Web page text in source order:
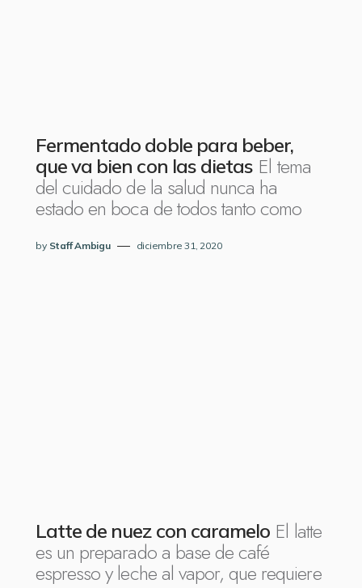
Fermentado doble para beber,
que va bien con las dietas El tema
del cuidado de la salud nunca ha
estado en boca de todos tanto como
by Staff Ambigu diciembre 31, 2020
Latte de nuez con caramelo El latte
es un preparado a base de café
espresso y leche al vapor, que requiere